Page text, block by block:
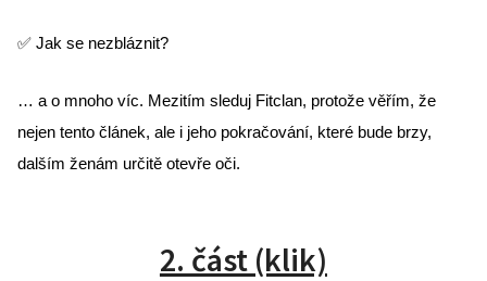
✅ Jak se nezbláznit?
… a o mnoho víc. Mezitím sleduj Fitclan, protože věřím, že
nejen tento článek, ale i jeho pokračování, které bude brzy,
dalším ženám určitě otevře oči.
2. část (klik)